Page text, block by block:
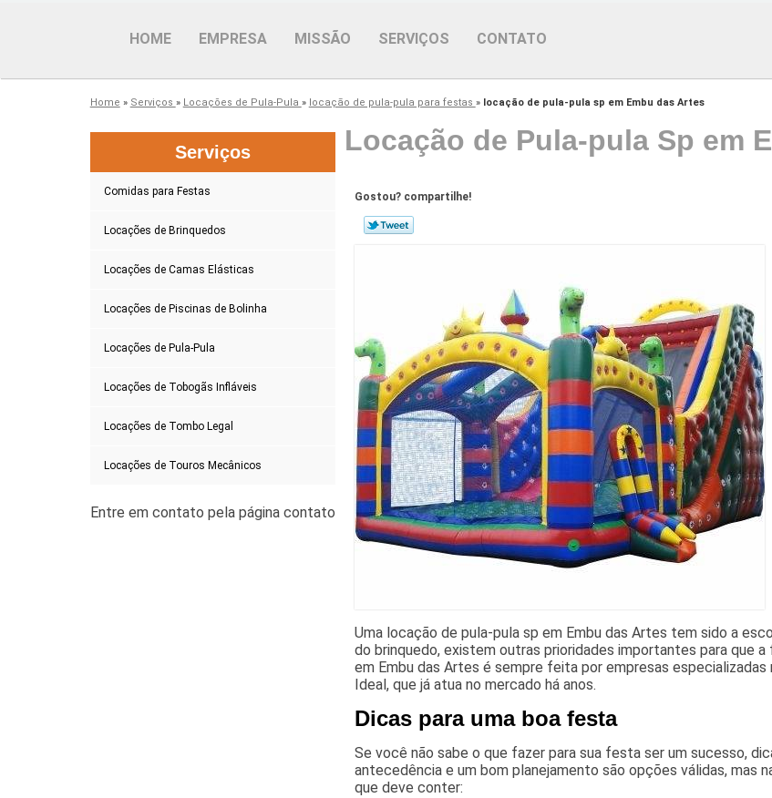
HOME EMPRESA MISSÃO SERVIÇOS CONTATO
Home » Serviços » Locações de Pula-Pula » locação de pula-pula para festas » locação de pula-pula sp em Embu das Artes
Serviços
Comidas para Festas
Locações de Brinquedos
Locações de Camas Elásticas
Locações de Piscinas de Bolinha
Locações de Pula-Pula
Locações de Tobogãs Infláveis
Locações de Tombo Legal
Locações de Touros Mecânicos
Locação de Pula-pula Sp em
Gostou? compartilhe!
Uma locação de pula-pula sp em Embu das Artes tem sido a
do brinquedo, existem outras prioridades importantes para que
em Embu das Artes é sempre feita por empresas
Ideal, que já atua no mercado há anos.
Dicas para uma boa festa
Se você não sabe o que fazer para sua festa ser um sucesso,
antecedência e um bom planejamento são opções válidas, mas
que deve conter: